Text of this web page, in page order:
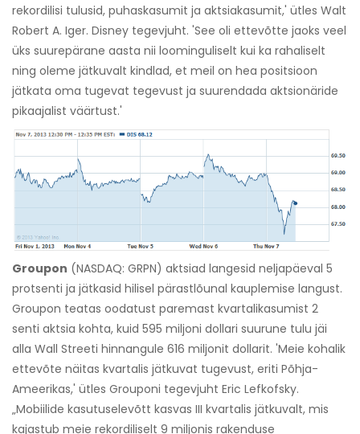
rekordilisi tulusid, puhaskasumit ja aktsiakasumit,' ütles Walt
Robert A. Iger. Disney tegevjuht. 'See oli ettevõtte jaoks veel
üks suurepärane aasta nii loominguliselt kui ka rahaliselt
ning oleme jätkuvalt kindlad, et meil on hea positsioon
jätkata oma tugevat tegevust ja suurendada aktsionäride
pikaajalist väärtust.'
Groupon (NASDAQ: GRPN) aktsiad langesid neljapäeval 5
protsenti ja jätkasid hilisel pärastlõunal kauplemise langust.
Groupon teatas oodatust paremast kvartalikasumist 2
senti aktsia kohta, kuid 595 miljoni dollari suurune tulu jäi
alla Wall Streeti hinnangule 616 miljonit dollarit. 'Meie kohalik
ettevõte näitas kvartalis jätkuvat tugevust, eriti Põhja-
Ameerikas,' ütles Grouponi tegevjuht Eric Lefkofsky.
„Mobiilide kasutuselevõtt kasvas III kvartalis jätkuvalt, mis
kajastub meie rekordiliselt 9 miljonis rakenduse